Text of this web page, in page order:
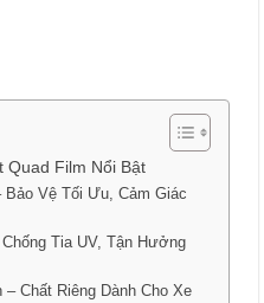
Quad Film Nổi Bật
Bảo Vệ Tối Ưu, Cảm Giác
Tia UV, Tận Hưởng
Chất Riêng Dành Cho Xe